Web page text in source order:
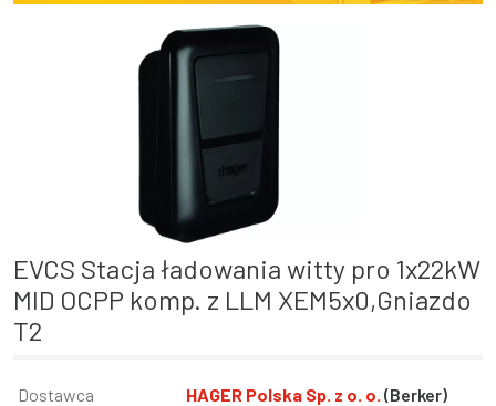
EVCS Stacja ładowania witty pro 1x22kW
MID OCPP komp. z LLM XEM5x0,Gniazdo
T2
Informacja
Wartość
Dostawca HAGER Polska Sp. z o. o. (Berker)